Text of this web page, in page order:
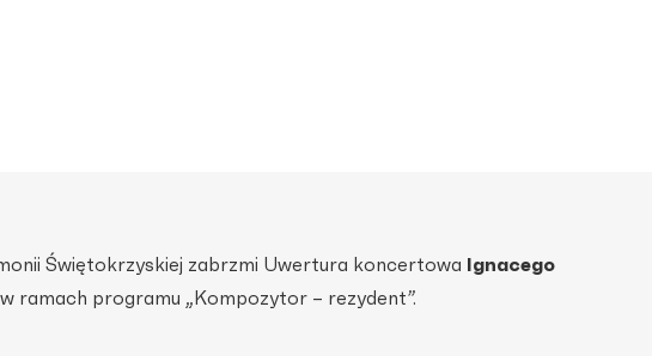
Świętokrzyskiej zabrzmi Uwertura koncertowa
Ignacego
ramach programu „Kompozytor – rezydent”.